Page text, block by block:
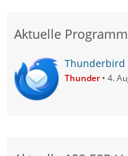
Aktuelle
Thunderbird
Thunder 4.